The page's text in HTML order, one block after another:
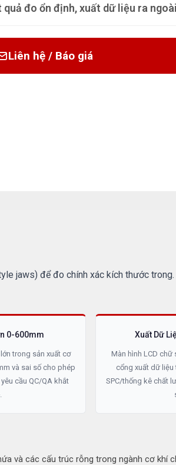
quả đo ổn định, xuất dữ liệu ra
Liên hệ / Báo giá
jaws) để đo chính xác kích thước
0-600mm
trong sản xuất cơ
và sai số cho phép
cầu QC/QA khắt
Xuất Dữ
Màn hình LCD chữ
cổng xuất dữ liệu
SPC/thống kê chất
và các cấu trúc rỗng trong ngành cơ khí